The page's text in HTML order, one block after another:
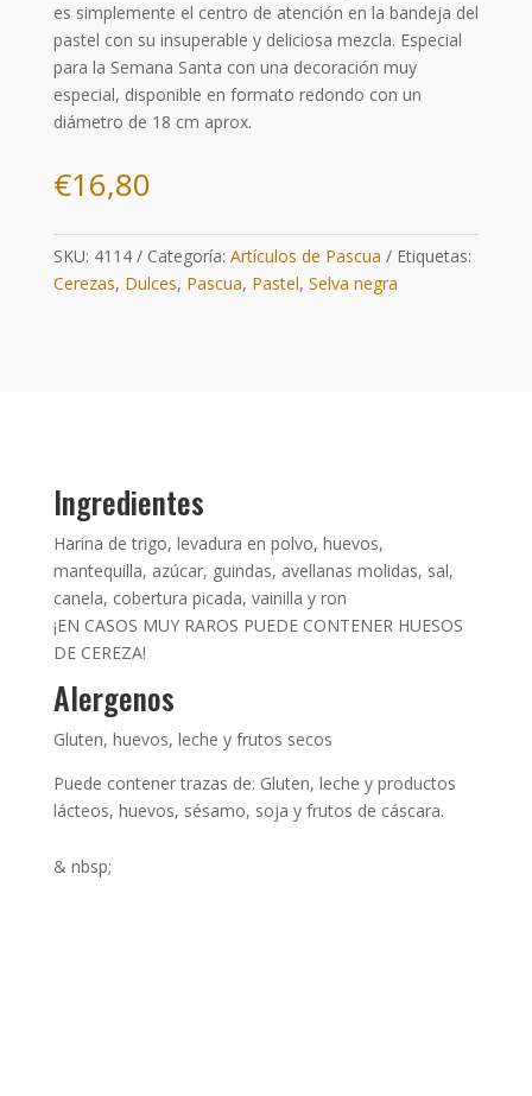
es simplemente el centro de atención en la bandeja del
pastel con su insuperable y deliciosa mezcla. Especial
para la Semana Santa con una decoración muy
especial, disponible en formato redondo con un
diámetro de 18 cm aprox.
€16,80
SKU: 4114 Categoría: Artículos de Pascua
Etiquetas:
Cerezas, Dulces, Pascua, Pastel, Selva negra
Ingredientes
Harina de trigo, levadura en polvo, huevos,
mantequilla, azúcar, guindas, avellanas molidas, sal,
canela, cobertura picada, vainilla y ron
¡EN CASOS MUY RAROS PUEDE CONTENER HUESOS
DE CEREZA!
Alergenos
Gluten, huevos, leche y frutos secos
Puede contener trazas de: Gluten, leche y productos
lácteos, huevos, sésamo, soja y frutos de cáscara.
& nbsp;